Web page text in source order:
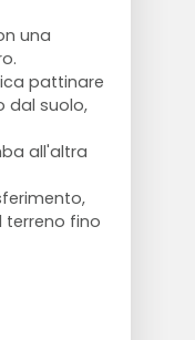
una
pattinare
dal suolo,
all'altra
terreno fino